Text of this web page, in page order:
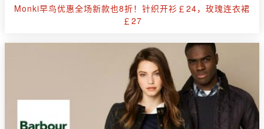
Monki早鸟优惠全场新款也8折！针织开衫￡24，玫瑰连衣裙
￡27